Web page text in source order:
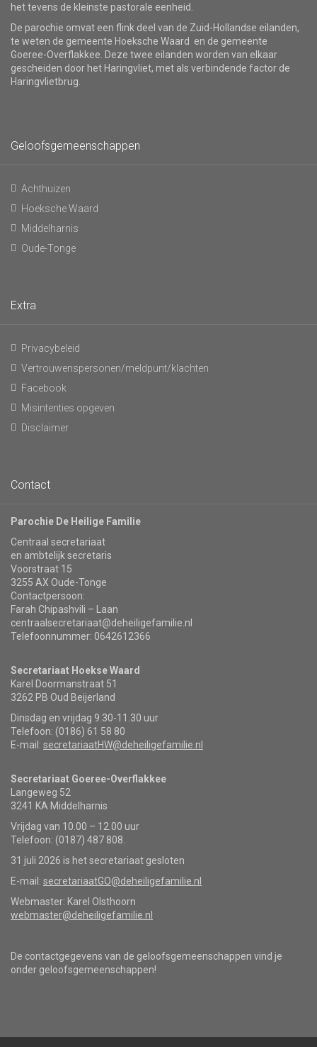
het tevens de kleinste pastorale eenheid.
De parochie omvat een flink deel van de Zuid-Hollandse eilanden,
te weten de gemeente Hoeksche Waard en de gemeente
Goeree-Overflakkee. Deze twee eilanden worden van elkaar
gescheiden door het Haringvliet, met als verbindende factor de
Haringvlietbrug.
Geloofsgemeenschappen
Achthuizen
Hoeksche Waard
Middelharnis
Oude-Tonge
Extra
Privacybeleid
Vertrouwenspersonen/meldpunt/klachten
Facebook
Misintenties opgeven
Disclaimer
Contact
Parochie De Heilige Familie
Centraal secretariaat
en ambtelijk secretaris
Voorstraat 15
3255 AX Oude-Tonge
Contactpersoon:
Farah Chipashvili – Laan
centraalsecretariaat@deheiligefamilie.nl
Telefoonnummer: 0642612366
Secretariaat Hoekse Waard
Karel Doormanstraat 51
3262 PB Oud Beijerland
Dinsdag en vrijdag 9.30-11.30 uur
Telefoon: (0186) 61 58 80
E-mail: secretariaatHW@deheiligefamilie.nl
Secretariaat Goeree-Overflakkee
Langeweg 52
3241 KA Middelharnis
Vrijdag van 10.00 – 12.00 uur
Telefoon: (0187) 487 808.
31 juli 2026 is het secretariaat gesloten
E-mail: secretariaatGO@deheiligefamilie.nl
Webmaster: Karel Olsthoorn
webmaster@deheiligefamilie.nl
De contactgegevens van de geloofsgemeenschappen vind je
onder geloofsgemeenschappen!